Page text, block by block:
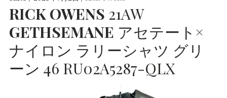
MENS
HIGH
FASHION
BRAND
ファッション・コレ
クション）
RICK OWENS 21AW
GETHSEMANE アセテート×
ナイロン ラリーシャツ グリ
ーン 46 RU02A5287-QLX